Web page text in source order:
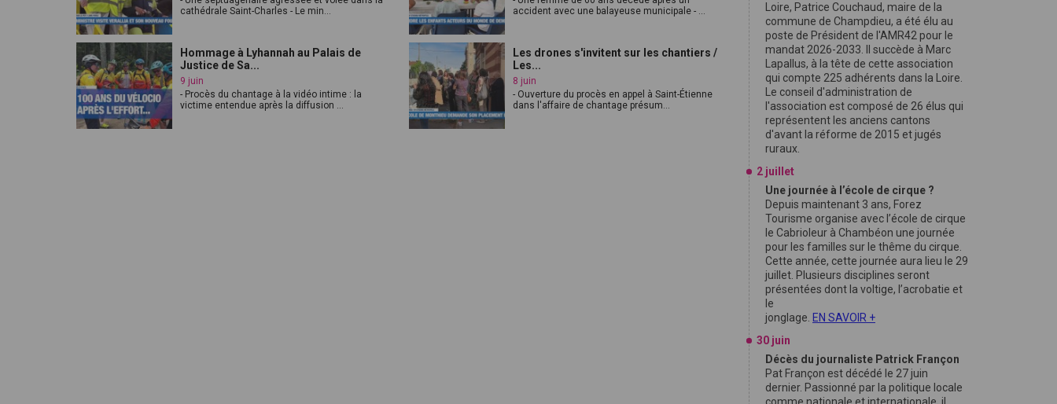
cathédrale Saint-Charles - Le min...
accident avec une balayeuse municipale - ...
Hommage à Lyhannah au Palais de
Justice de Sa...
9 juin
- Procès du chantage à la vidéo intime : la
victime entendue après la diffusion ...
Les drones s'invitent sur les chantiers /
Les...
8 juin
- Ouverture du procès en appel à Saint-Étienne
dans l'affaire de chantage présum...
Loire, Patrice Couchaud, maire de la
commune de Champdieu, a été élu au
poste de Président de l'AMR42 pour le
mandat 2026-2033. Il succède à Marc
Lapallus, à la tête de cette association
qui compte 225 adhérents dans la Loire.
Le conseil d'administration de
l'association est composé de 26 élus qui
représentent les anciens cantons
d'avant la réforme de 2015 et jugés
ruraux.
2 juillet
Une journée à l’école de cirque ?
Depuis maintenant 3 ans, Forez
Tourisme organise avec l’école de cirque
le Cabrioleur à Chambéon une journée
pour les familles sur le thême du cirque.
Cette année, cette journée aura lieu le 29
juillet. Plusieurs disciplines seront
présentées dont la voltige, l’acrobatie et
le
jonglage. EN SAVOIR +
30 juin
Décès du journaliste Patrick Françon
Pat Françon est décédé le 27 juin
dernier. Passionné par la politique locale